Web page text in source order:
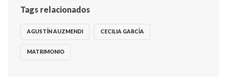
Tags relacionados
AGUSTÍN AUZMENDI CECILIA GARCÍA
MATRIMONIO